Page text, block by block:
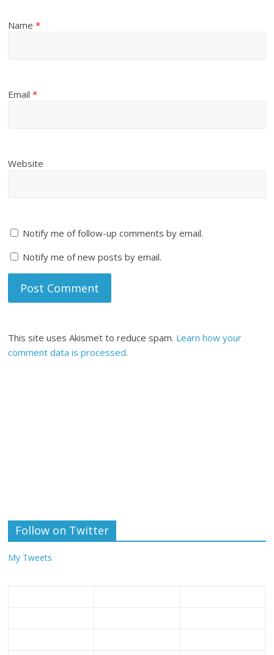
Name*
Email*
Website
Notify me of follow-up comments by email.
Notify me of new posts by email.
This site uses Akismet to reduce spam. Learn how your
comment data is processed.
Follow on Twitter
My Tweets